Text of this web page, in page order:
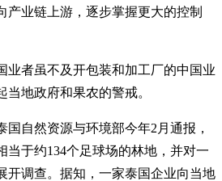
产业链上游，逐步掌握更大的控制
业者虽不及开包装和加工厂的中国业
地政府和果农的警戒。
国自然资源与环境部今年2月通报，
当于约134个足球场的林地，并对一
开调查。据知，一家泰国企业向当地